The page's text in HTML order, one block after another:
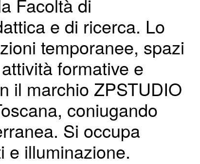
e di ricerca. Lo
temporanee, spazi
formative e
il marchio ZPSTUDIO
coniugando
Si occupa
e illuminazione.